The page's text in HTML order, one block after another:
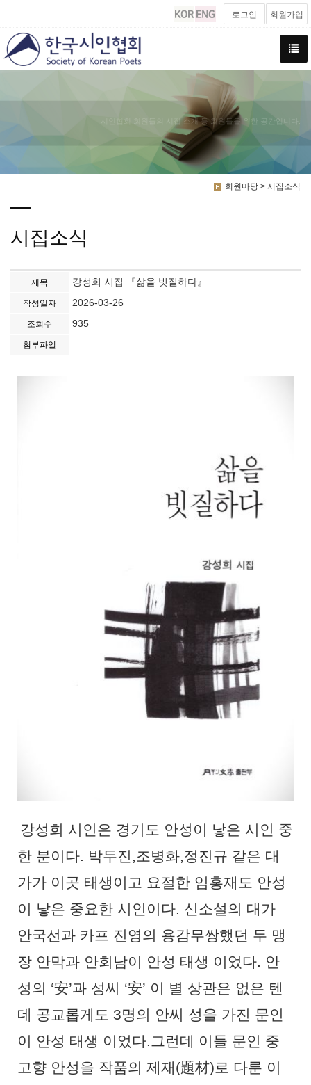
로그인 회원가입
시인협회 회원들의 시집 소개 등 회원들을 위한 공간입니다.
회원마당 > 시집소식
시집소식
제목 강성희 시집 『삶을 빗질하다』
작성일자 2026-03-26
조회수 935
첨부파일
강성희 시인은 경기도 안성이 낳은 시인 중
한 분이다. 박두진 ,조병화,정진규 같은 대
가가 이곳 태생이고 요절한 임홍재도 안성
이 낳은 중요한 시인이다. 신소설의 대가
안국선과 카프 진영의 용감무쌍했던 두 맹
장 안막과 안회남이 안성 태생 이었다. 안
성의 ‘安’과 성씨 ‘安’ 이 별 상관은 없은 텐
데 공교롭게도 3명의 안씨 성을 가진 문인
이 안성 태생 이었다.그런데 이들 문인 중
고향 안성을 작품의 제재(題材)로 다룬 이